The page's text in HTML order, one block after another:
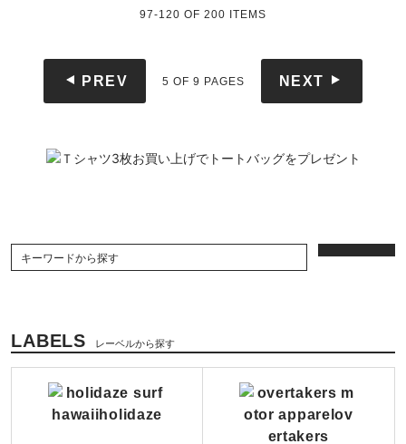
97-120 OF 200 ITEMS
PREV 5 OF 9 PAGES NEXT
LABELS レーベルから探す